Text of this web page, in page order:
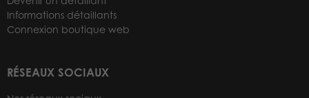
Informations détaillants
Connexion boutique web
RÉSEAUX SOCIAUX